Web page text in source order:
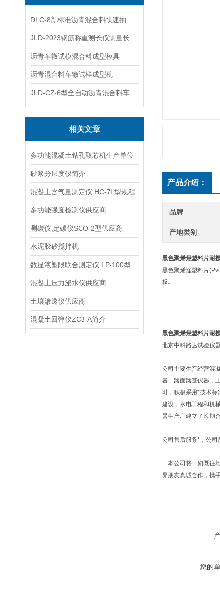
沥青车辙试模混合料成型模具
沥青混合料车辙试样成型机
相关文章
多功能混凝土钻孔取芯机生产单位
砂浆分层度仪简介
混凝土含气量测定仪 HC-7L型规程
多功能强度检测仪供应商
测碳仪,定碳仪SCO-2型供应商
水泥胶砂搅拌机
混凝土压力泌水仪供应商
土壤渗透仪供应商
混凝土回弹仪ZC3-A简介
产品介绍：
品牌
产地类别
黑色聚烯烃塑料片耐
黑色聚烯怪塑料片
板。
黑色聚烯烃塑料片耐
北京中科路达试验仪
公司主要生产经营混
器，路面路基仪器，
时，积极采用*技术
建设，水电工程和机
器生产厂建立了长期
公司售后服务*，公司
本公司将一如既往
界朋友真诚合作，携
您的